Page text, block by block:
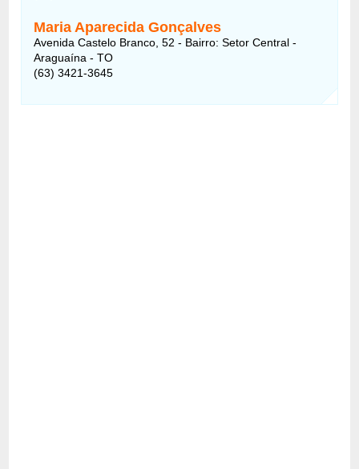
Maria Aparecida Gonçalves
Avenida Castelo Branco, 52 - Bairro: Setor Central -
Araguaína - TO
(63) 3421-3645